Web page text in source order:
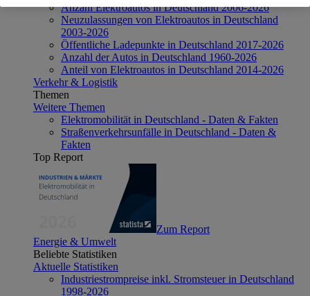
Anzahl Elektroautos in Deutschland 2006-2026
Neuzulassungen von Elektroautos in Deutschland
2003-2026
Öffentliche Ladepunkte in Deutschland 2017-2026
Anzahl der Autos in Deutschland 1960-2026
Anteil von Elektroautos in Deutschland 2014-2026
Verkehr & Logistik
Themen
Weitere Themen
Elektromobilität in Deutschland - Daten & Fakten
Straßenverkehrsunfälle in Deutschland - Daten &
Fakten
Top Report
Zum Report
Energie & Umwelt
Beliebte Statistiken
Aktuelle Statistiken
Industriestrompreise inkl. Stromsteuer in Deutschland
1998-2026